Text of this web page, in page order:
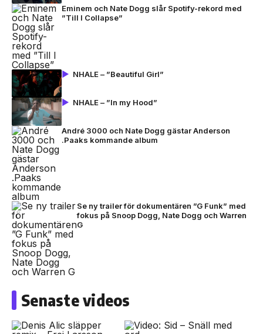
Eminem och Nate Dogg slår Spotify-rekord med
”Till I Collapse”
NHALE – ”Beautiful Girl”
NHALE – ”In my Hood”
André 3000 och Nate Dogg gästar Anderson
.Paaks kommande album
Se ny trailer för dokumentären ”G Funk” med
fokus på Snoop Dogg, Nate Dogg och Warren
G
Senaste videos